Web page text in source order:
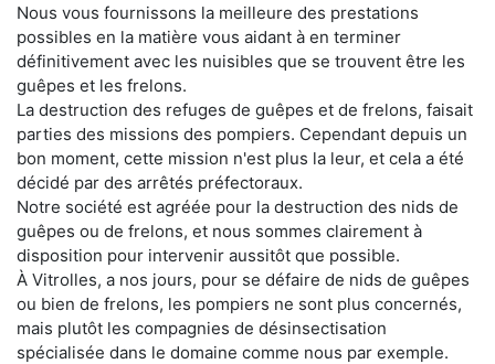
Nous vous fournissons la meilleure des prestations
possibles en la matière vous aidant à en terminer
définitivement avec les nuisibles que se trouvent être les
guêpes et les frelons.
La destruction des refuges de guêpes et de frelons, faisait
parties des missions des pompiers. Cependant depuis un
bon moment, cette mission n'est plus la leur, et cela a été
décidé par des arrêtés préfectoraux.
Notre société est agréée pour la destruction des nids de
guêpes ou de frelons, et nous sommes clairement à
disposition pour intervenir aussitôt que possible.
À Vitrolles, a nos jours, pour se défaire de nids de guêpes
ou bien de frelons, les pompiers ne sont plus concernés,
mais plutôt les compagnies de désinsectisation
spécialisée dans le domaine comme nous par exemple.